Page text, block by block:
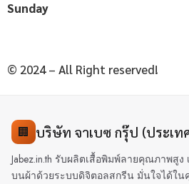
Sunday
© 2024 – All Right reserved!
🏢 บริษัท จาเบซ กรุ๊ป (ประเท
Jabez.in.th รับผลิตเสื้อพิมพ์ลายคุณภาพสู
บนผ้าด้วยระบบดิจิตอลสกรีน มั่นใจได้ใ